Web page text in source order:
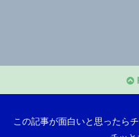
この記事が面白いと思ったら